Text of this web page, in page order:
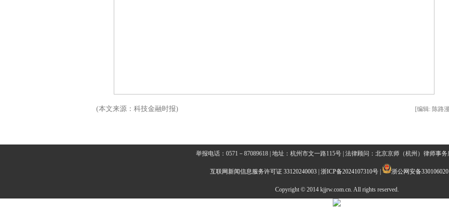
[编辑: 陈路
(本文来源：科技金融时报)
举报电话：0571－87089618 | 地址：杭州市文一路115号 | 法律顾问：北京京师（杭州）律师事
互联网新闻信息服务许可证 33120240003| 浙ICP备2024107310号| 浙公网安备
Copyright © 2014 kjjrw.com.cn. All rights reserved.